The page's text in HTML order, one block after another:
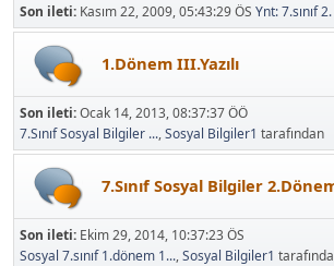
Son ileti: Kasım 22, 2009, 05:43:29 ÖS Ynt: 7.sınıf 2.
1.Dönem III.Yazılı
Son ileti:Ocak 14, 2013, 08:37:37 ÖÖ
7.Sınıf Sosyal Bilgiler ...,Sosyal Bilgiler1 tarafından
7.Sınıf Sosyal Bilgiler 2.Dönem
Son ileti: Ekim 29, 2014, 10:37:23 ÖS
Sosyal 7.sınıf 1.dönem 1...,Sosyal Bilgiler1